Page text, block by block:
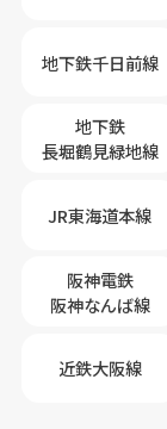
地下鉄千日前線
地下鉄
長堀鶴見緑地線
JR東海道本線
阪神電鉄
阪神なんば線
近鉄大阪線